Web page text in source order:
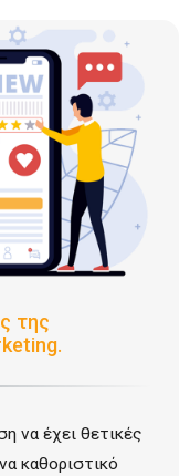
της
να έχει θετικές
καθοριστικό